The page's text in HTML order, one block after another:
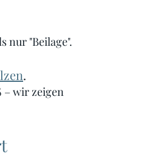
nur "Beilage".
.
– wir zeigen